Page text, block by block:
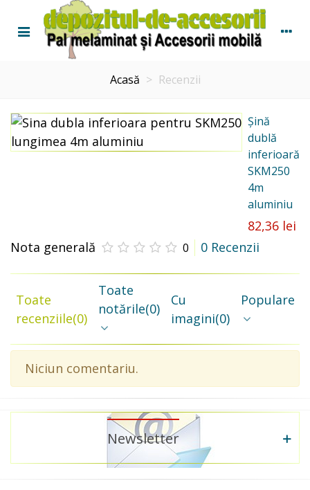
Acasă > Recenzii
Șină
dublă
inferioară
SKM250
4m
aluminiu
82,36 lei
Nota generală
0 0 Recenzii
Toate
recenziile(0)
Toate
notările(0)
Cu
imagini(0)
Populare
Niciun comentariu.
Newsletter